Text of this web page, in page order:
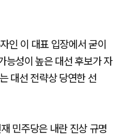
인 이 대표 입장에서 굳이
능성이 높은 대선 후보가 자
대선 전략상 당연한 선
민주당은 내란 진상 규명